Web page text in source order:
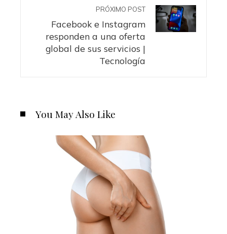
PRÓXIMO POST
Facebook e Instagram
responden a una oferta
global de sus servicios |
Tecnología
You May Also Like